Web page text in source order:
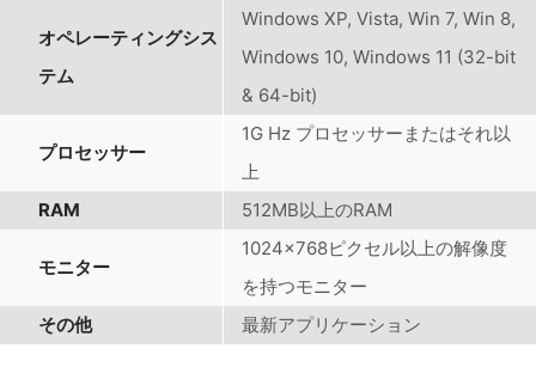
オペレーティングシス
テム
Windows XP, Vista, Win 7, Win 8,
Windows 10, Windows 11 (32-bit
& 64-bit)
プロセッサー
1G Hz プロセッサーまたはそれ以
上
RAM
512MB以上のRAM
モニター
1024×768ピクセル以上の解像度
を持つモニター
その他
最新アプリケーション